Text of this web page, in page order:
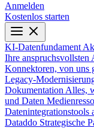
Anmelden
Kostenlos starten
KI-Datenfundament
Ihre anspruchsvollsten
Konnektoren, von uns
Legacy-
Dokumentation Alles,
und Daten
Datenintegrationstools
Dataddo Strategische